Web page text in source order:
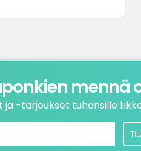
mennä
-tarjoukset tuhansille